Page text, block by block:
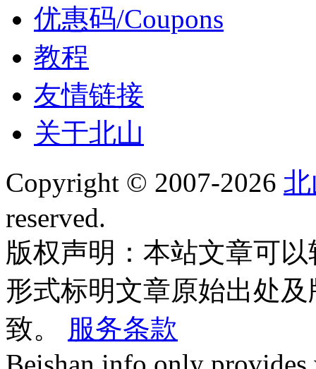
优惠码/Coupons
教程
友情链接
关于北山
Copyright © 2007-2026
reserved.
版权声明：本站文章可
形式标明文章原始出处
致。 服务条款